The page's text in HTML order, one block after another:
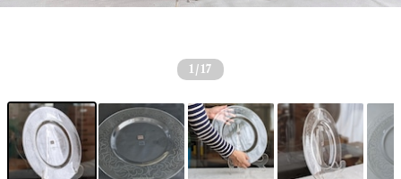
1 /17